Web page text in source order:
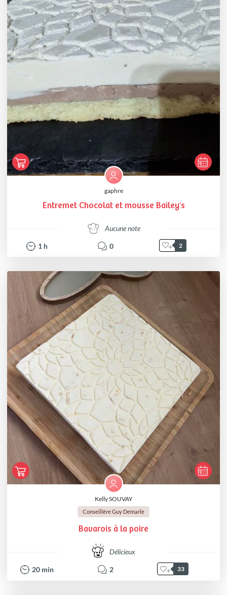
gaphre
Entremet Chocolat et mousse Bailey's
Aucune note
1 h 0 2
Kelly SOUVAY
Conseillère Guy Demarle
Bavarois à la poire
Délicieux
20 min 2 33